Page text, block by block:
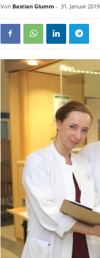
Von Bastian Glumm - 31. Januar 2019